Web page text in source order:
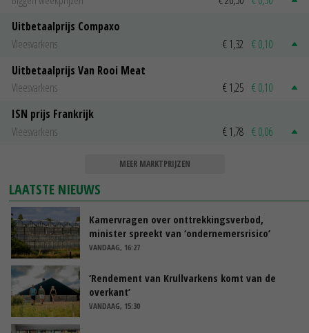
Uitbetaalprijs Compaxo
Vleesvarkens
€ 1,32 € 0,10
Uitbetaalprijs Van Rooi Meat
Vleesvarkens
€ 1,25 € 0,10
ISN prijs Frankrijk
Vleesvarkens
€ 1,78 € 0,06
MEER MARKTPRIJZEN
LAATSTE NIEUWS
Kamervragen over onttrekkingsverbod,
minister spreekt van ‘ondernemersrisico’
VANDAAG, 16:27
‘Rendement van Krullvarkens komt van de
overkant’
VANDAAG, 15:30